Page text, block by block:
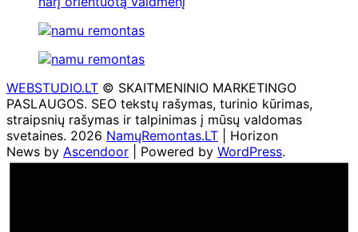
WEBSTUDIO.LT © SKAITMENINIO MARKETINGO
PASLAUGOS. SEO tekstų rašymas, turinio kūrimas,
straipsnių rašymas ir talpinimas į mūsų valdomas
svetaines. 2026 NamųRemontas.LT | Horizon
News by Ascendoor | Powered by WordPress.